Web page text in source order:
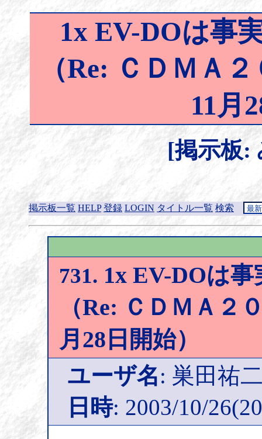
1x EV-DOは事
（Re: ＣＤＭＡ
11月
[掲示板:
掲示板一覧 HELP 登録 LOGIN タイトル一覧 検索
731. 1x EV-DOは
（Re: ＣＤＭＡ２
月28日開始）
ユーザ名: 巣田祐
日時: 2003/10/